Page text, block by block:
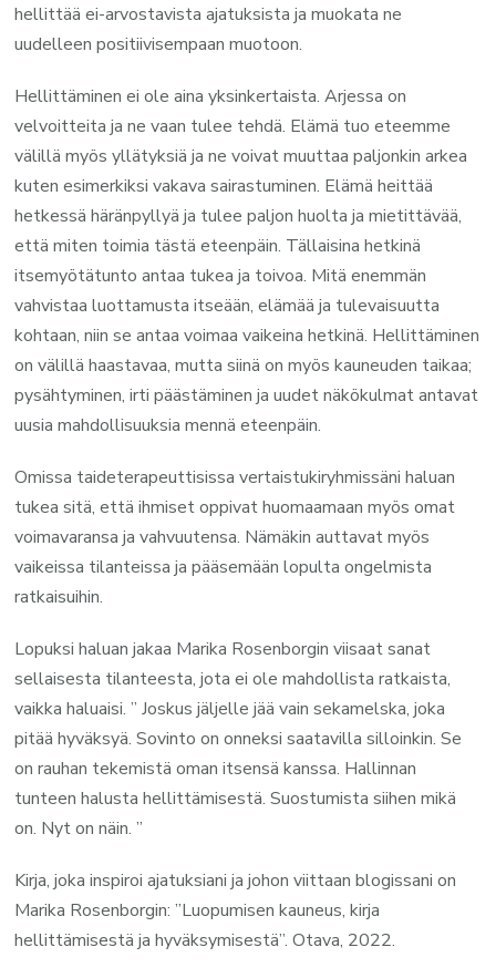
hellittää ei-arvostavista ajatuksista ja muokata ne
uudelleen positiivisempaan muotoon.
Hellittäminen ei ole aina yksinkertaista. Arjessa on
velvoitteita ja ne vaan tulee tehdä. Elämä tuo eteemme
välillä myös yllätyksiä ja ne voivat muuttaa paljonkin arkea
kuten esimerkiksi vakava sairastuminen. Elämä heittää
hetkessä häränpyllyä ja tulee paljon huolta ja mietittävää,
että miten toimia tästä eteenpäin. Tällaisina hetkinä
itsemyötätunto antaa tukea ja toivoa. Mitä enemmän
vahvistaa luottamusta itseään, elämää ja tulevaisuutta
kohtaan, niin se antaa voimaa vaikeina hetkinä. Hellittäminen
on välillä haastavaa, mutta siinä on myös kauneuden taikaa;
pysähtyminen, irti päästäminen ja uudet näkökulmat antavat
uusia mahdollisuuksia mennä eteenpäin.
Omissa taideterapeuttisissa vertaistukiryhmissäni haluan
tukea sitä, että ihmiset oppivat huomaamaan myös omat
voimavaransa ja vahvuutensa. Nämäkin auttavat myös
vaikeissa tilanteissa ja pääsemään lopulta ongelmista
ratkaisuihin.
Lopuksi haluan jakaa Marika Rosenborgin viisaat sanat
sellaisesta tilanteesta, jota ei ole mahdollista ratkaista,
vaikka haluaisi. ” Joskus jäljelle jää vain sekamelska, joka
pitää hyväksyä. Sovinto on onneksi saatavilla silloinkin. Se
on rauhan tekemistä oman itsensä kanssa. Hallinnan
tunteen halusta hellittämisestä. Suostumista siihen mikä
on. Nyt on näin. ”
Kirja, joka inspiroi ajatuksiani ja johon viittaan blogissani on
Marika Rosenborgin: ”Luopumisen kauneus, kirja
hellittämisestä ja hyväksymisestä”. Otava, 2022.